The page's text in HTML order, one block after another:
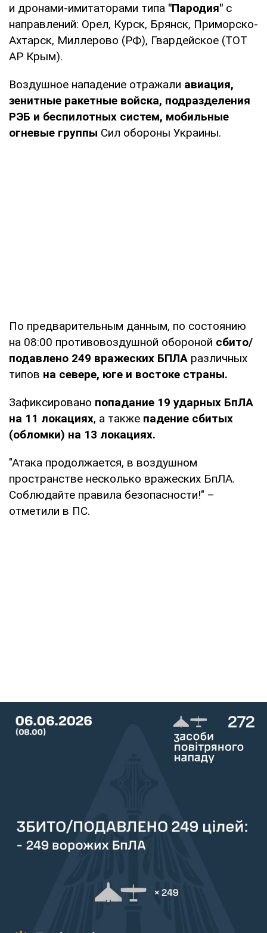
и дронами-имитаторами типа "Пародия" с
направлений: Орел, Курск, Брянск, Приморско-
Ахтарск, Миллерово (РФ), Гвардейское (ТОТ
АР Крым).
Воздушное нападение отражали авиация,
зенитные ракетные войска, подразделения
РЭБ и беспилотных систем, мобильные
огневые группы Сил обороны Украины.
По предварительным данным, по состоянию
на 08:00 противовоздушной обороной сбито/
подавлено 249 вражеских БПЛА различных
типов на севере, юге и востоке страны.
Зафиксировано попадание 19 ударных БпЛА
на 11 локациях, а также падение сбитых
(обломки) на 13 локациях.
"Атака продолжается, в воздушном
пространстве несколько вражеских БпЛА.
Соблюдайте правила безопасности!" –
отметили в ПС.